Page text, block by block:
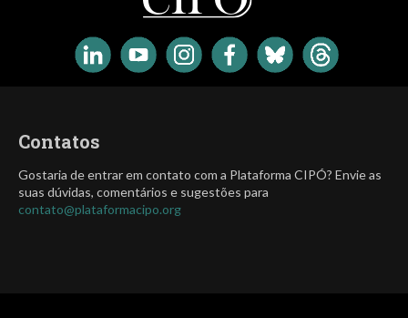
Contatos
Gostaria de entrar em contato com a Plataforma CIPÓ? Envie as
suas dúvidas, comentários e sugestões para
contato@plataformacipo.org